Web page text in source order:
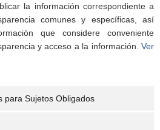
la información correspondiente a
comunes y específicas, así
que considere conveniente
y acceso a la información. Ver
para Sujetos Obligados